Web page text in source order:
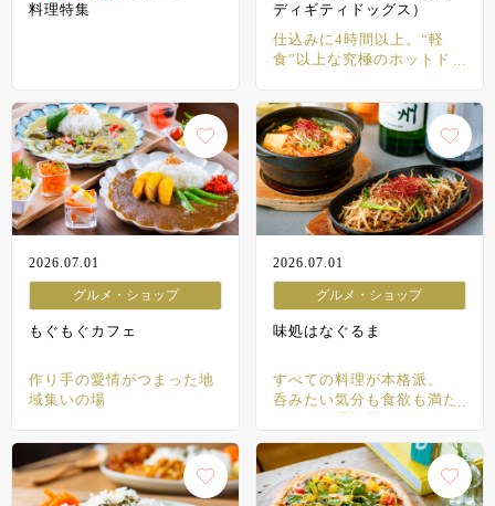
料理特集
ディギティドッグス）
仕込みに4時間以上。“軽
食”以上な究極のホットドッ
2026.07.01
グルメ・ショップ
もぐもぐカフェ
作り手の愛情がつまった地
域集いの場
2026.07.01
グルメ・ショップ
味処はなぐるま
すべての料理が本格派。
呑みたい気分も食欲も満た